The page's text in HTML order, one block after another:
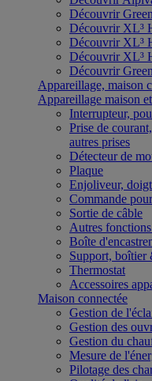
Découvrir
Découvrir XL³
Découvrir XL³
Découvrir XL³
Découvrir
Appareillage, maison
Appareillage maison
Interrupteur,
Prise de
autres prises
Détecteur de
Plaque
Enjoliveur,
Commande
Sortie de câble
Autres
Boîte
Support, boîtier
Thermostat
Accessoires
Maison connectée
Gestion de
Gestion des
Gestion du
Mesure de
Pilotage des